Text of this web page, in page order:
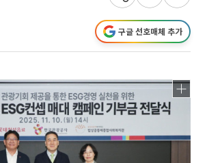
구글 선호매체 추가